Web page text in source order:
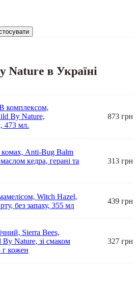
Nature в Україні
комплексом,
By Nature,
473 мл.
873 грн
комах, Anti-Bug Balm
кедра, герані та
313 грн
Witch Hazel,
без запаху, 355 мл
439 грн
Sierra Bees,
Nature, зі смаком
г кожен
327 грн